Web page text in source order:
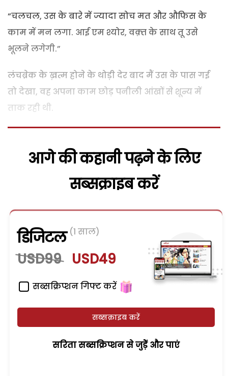
“चलचल, उस के बारे में ज्यादा सोच मत और औफिस के
काम में मन लगा. आई एम श्योर, वक़्त के साथ तू उसे
भूलने लगेगी.”
लंचब्रेक के ख़त्म होने के थोड़ी देर बाद मैं उस के पास गई
तो देखा, वह अपना काम छोड़ पनीली आंखों से शून्य में
ताक रही थी.
आगे की कहानी पढ़ने के लिए
सब्सक्राइब करें
डिजिटल (1 साल)
USD99 USD49
सब्सक्रिप्शन गिफ्ट करें
सब्सक्राइब करें
सरिता सब्सक्रिप्शन से जुड़ेें और पाएं